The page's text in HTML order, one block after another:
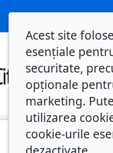
INTEGRITATE
Acest site
esențiale
securitate,
opționale
marketing.
utilizarea
cookie-urile